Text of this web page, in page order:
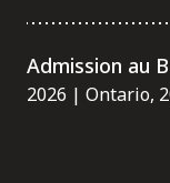
Réseau des
Contactez-nous
Admission au
2026 | Ontario,